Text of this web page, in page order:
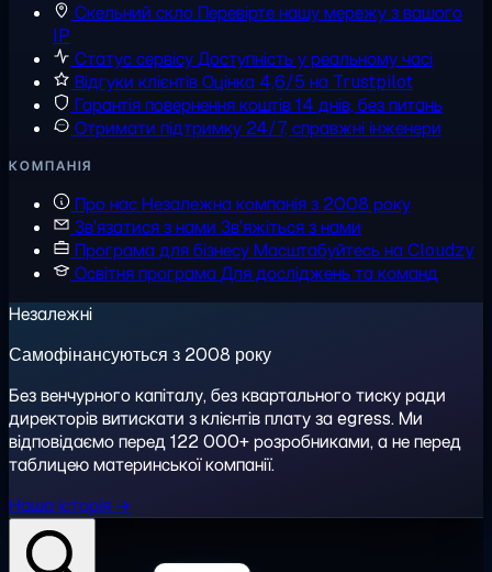
Скельний скло Перевірте нашу мережу з вашого
IP
Статус сервісуДоступність у реальному часі
Відгуки клієнтівОцінка 4,6/5 на Trustpilot
Гарантія повернення коштів14 днів, без питань
Отримати підтримку 24/7, справжні інженери
КОМПАНІЯ
Про насНезалежна компанія з 2008 року
Зв'язатися з нами Зв'яжіться з нами
Програма для бізнесуМасштабуйтесь на Cloudzy
Освітня програмаДля досліджень та команд
Незалежні
Самофінансуються з 2008 року
Без венчурного капіталу, без квартального тиску ради
директорів витискати з клієнтів плату за egress. Ми
відповідаємо перед 122 000+ розробниками, а не перед
таблицею материнської компанії.
Наша історія →